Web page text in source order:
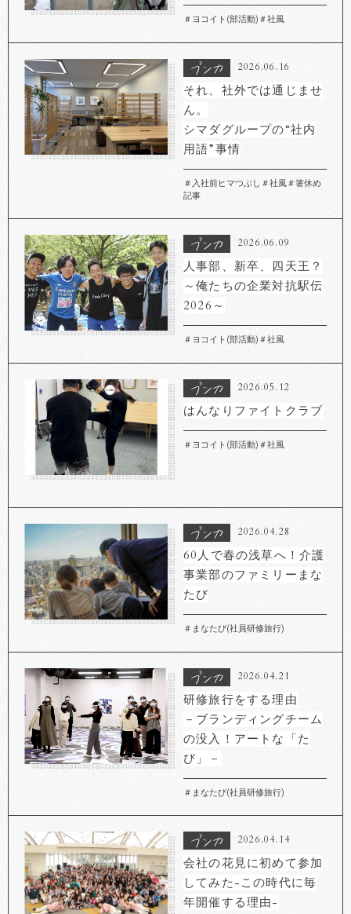
＃ヨコイト(部活動) ＃社風
2026.06.16
それ、社外では通じませ
ん。
シマダグループの“社内
用語”事情
＃入社前ヒマつぶし ＃社風＃箸休め
記事
2026.06.09
人事部、新卒、四天王？
～俺たちの企業対抗駅伝
2026～
＃ヨコイト(部活動) ＃社風
2026.05.12
はんなりファイトクラブ
＃ヨコイト(部活動) ＃社風
2026.04.28
60人で春の浅草へ！介護
事業部のファミリーまな
たび
＃まなたび(社員研修旅行)
2026.04.21
研修旅行をする理由
－ブランディングチーム
の没入！アートな「た
び」－
＃まなたび(社員研修旅行)
2026.04.14
会社の花見に初めて参加
してみた-この時代に毎
年開催する理由-